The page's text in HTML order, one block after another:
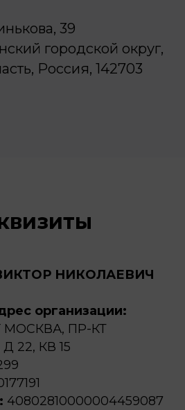
39
городской округ,
Россия, 142703
НИКОЛАЕВИЧ
организации:
МОСКВА, ПР-КТ
22, КВ 15
40802810000004459087